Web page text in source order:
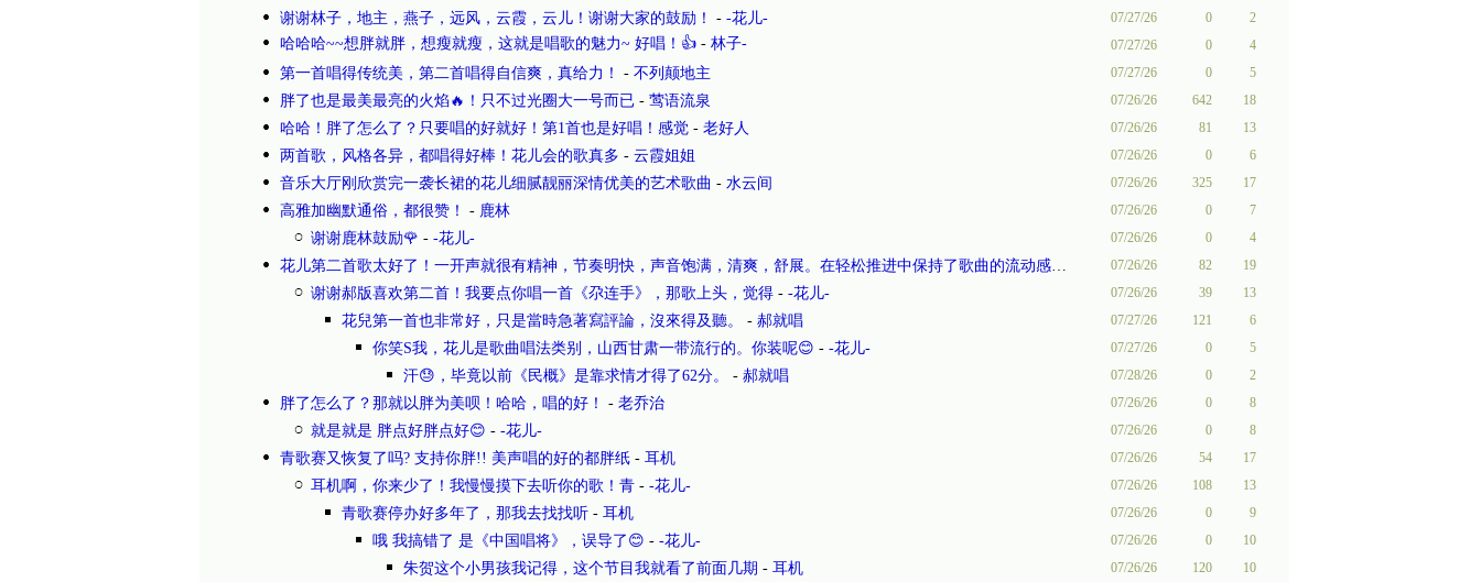
谢谢林子，地主，燕子，远风，云霞，云儿！谢谢大家的鼓励！ - -花儿- 07/27/26 0 2
哈哈哈~~想胖就胖，想瘦就瘦，这就是唱歌的魅力~ 好唱！👍 - 林子- 07/27/26 0 4
第一首唱得传统美，第二首唱得自信爽，真给力！ - 不列颠地主 07/27/26 0 5
胖了也是最美最亮的火焰🔥！只不过光圈大一号而已 - 莺语流泉 07/26/26 642 18
哈哈！胖了怎么了？只要唱的好就好！第1首也是好唱！感觉 - 老好人 07/26/26 81 13
两首歌，风格各异，都唱得好棒！花儿会的歌真多 - 云霞姐姐 07/26/26 0 6
音乐大厅刚欣赏完一袭长裙的花儿细腻靓丽深情优美的艺术歌曲 - 水云间 07/26/26 325 17
高雅加幽默通俗，都很赞！ - 鹿林 07/26/26 0 7
谢谢鹿林鼓励🌹 - -花儿- 07/26/26 0 4
花儿第二首歌太好了！一开声就很有精神，节奏明快，声音饱满，清爽，舒展。在轻松推进中保持了歌曲的流动感！ 郝就唱07/26/26 82 19
谢谢郝版喜欢第二首！我要点你唱一首《尕连手》，那歌上头，觉得 - -花儿- 07/26/26 39 13
花兒第一首也非常好，只是當時急著寫評論，沒來得及聽。 - 郝就唱 07/27/26 121 6
你笑S我，花儿是歌曲唱法类别，山西甘肃一带流行的。你装呢😊 - -花儿- 07/27/26 0 5
汗😓，毕竟以前《民概》是靠求情才得了62分。 - 郝就唱 07/28/26 0 2
胖了怎么了？那就以胖为美呗！哈哈，唱的好！ - 老乔治 07/26/26 0 8
就是就是 胖点好胖点好😊 - -花儿- 07/26/26 0 8
青歌赛又恢复了吗? 支持你胖!! 美声唱的好的都胖纸 - 耳机 07/26/26 54 17
耳机啊，你来少了！我慢慢摸下去听你的歌！青 - -花儿- 07/26/26 108 13
青歌赛停办好多年了，那我去找找听 - 耳机 07/26/26 0 9
哦 我搞错了 是《中国唱将》，误导了😊 - -花儿- 07/26/26 0 10
朱贺这个小男孩我记得，这个节目我就看了前面几期 - 耳机 07/26/26 120 10